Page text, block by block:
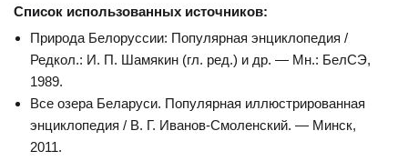
Список использованных источников:
Природа Белоруссии: Популярная энциклопедия /
Редкол.: И. П. Шамякин (гл. ред.) и др. — Мн.: БелСЭ,
1989.
Все озера Беларуси. Популярная иллюстрированная
энциклопедия / В. Г. Иванов-Смоленский. — Минск,
2011.